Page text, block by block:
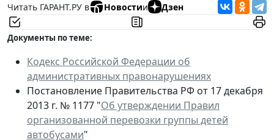
Читать ГАРАНТ.РУ в
Новостии Дзен
Документы по теме:
Кодекс Российской Федерации об
административных правонарушениях
Постановление Правительства РФ от 17 декабря
2013 г. № 1177 "Об утверждении Правил
организованной перевозки группы детей
автобусами"